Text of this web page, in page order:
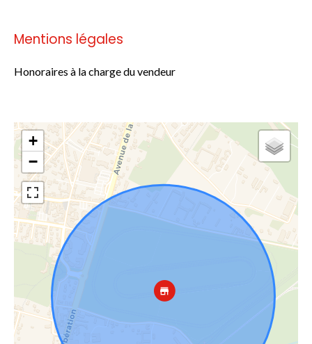
Mentions légales
Honoraires à la charge du vendeur
+
−